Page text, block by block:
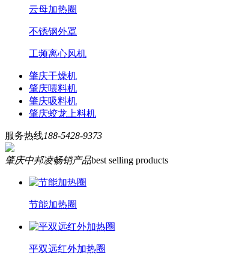
云母加热圈
不锈钢外罩
工频离心风机
肇庆干燥机
肇庆喂料机
肇庆吸料机
肇庆蛟龙上料机
服务热线188-5428-9373
肇庆中邦凌畅销产品best selling products
节能加热圈
平双远红外加热圈